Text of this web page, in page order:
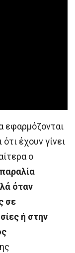
εφαρμόζονται
έχουν γίνει
ο
όταν
σε
ή στην